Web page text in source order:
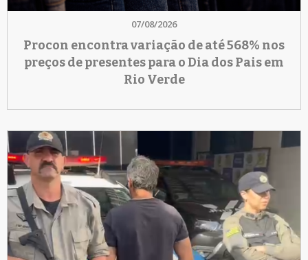
07/08/2026
Procon encontra variação de até 568% nos
preços de presentes para o Dia dos Pais em
Rio Verde